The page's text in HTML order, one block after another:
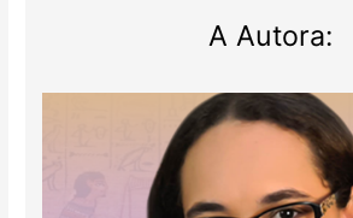
A Autora: